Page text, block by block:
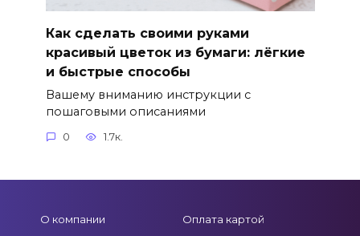
Как сделать своими руками
красивый цветок из бумаги: лёгкие
и быстрые способы
Вашему вниманию инструкции с
пошаговыми описаниями
0 1.7к.
О компании
Оплата картой